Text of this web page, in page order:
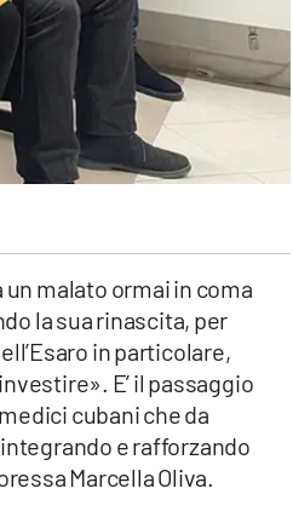
malato ormai in coma
la sua rinascita, per
in particolare,
E’ il passaggio
cubani che da
e rafforzando
Marcella Oliva.